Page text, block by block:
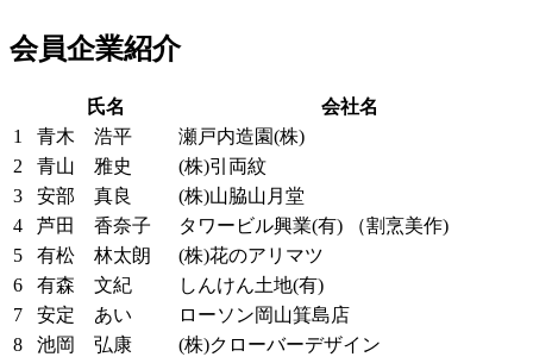
会員企業紹介
氏名
会社名
1
青木 浩平
瀬戸内造園(株)
2
青山 雅史
(株)引両紋
3
安部 真良
(株)山脇山月堂
4
芦田 香奈子
タワービル興業(有) （割烹美作)
5
有松 林太朗
(株)花のアリマツ
6
有森 文紀
しんけん土地(有)
7
安定 あい
ローソン岡山箕島店
8
池岡 弘康
(株)クローバーデザイン